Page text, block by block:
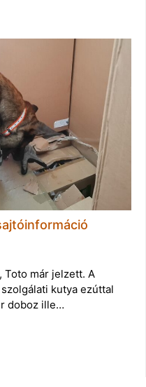
Toto már jelzett. A
kutya ezúttal
doboz ille…